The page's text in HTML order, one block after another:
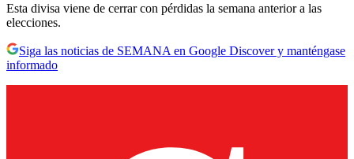
Esta divisa viene de cerrar con pérdidas la semana anterior a las
elecciones.
Siga las noticias de SEMANA en Google Discover y manténgase
informado